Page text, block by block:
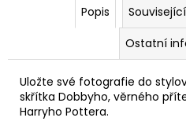
Popis
Ostatní
Uložte své fotografie do
skřítka Dobbyho, věrného
Harryho Pottera.
245
Kč